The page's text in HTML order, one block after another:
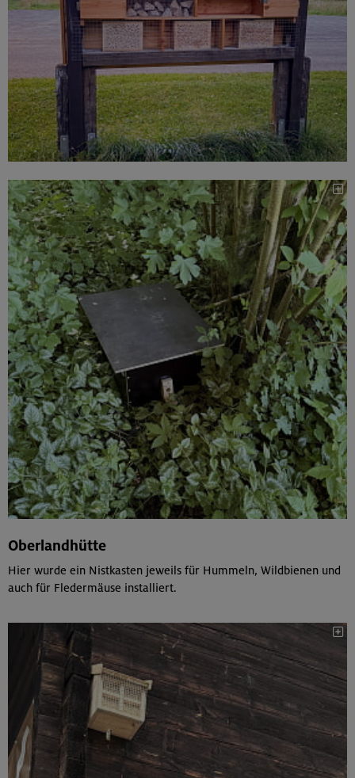
Oberlandhütte
Hier wurde ein Nistkasten jeweils für Hummeln, Wildbienen und
auch für Fledermäuse installiert.